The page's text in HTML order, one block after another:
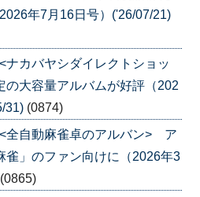
年7月16日号）('26/07/21)
カバヤシダイレクトショッ
大容量アルバムが好評（202
31) (0874)
全自動麻雀卓のアルバン> ア
雀」のファン向けに（2026年3
(0865)